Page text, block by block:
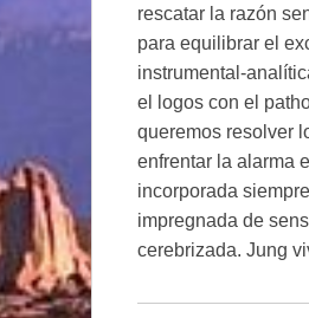
rescatar la razón
para equilibrar el
instrumental-
el logos con el
queremos resolver
enfrentar la alarma
incorporada
impregnada de
cerebrizada. Jung